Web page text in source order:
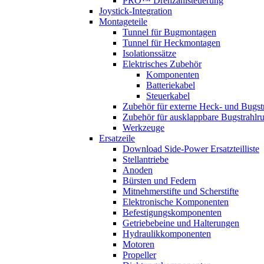
Joystick-Integration
Montageteile
Tunnel für Bugmontagen
Tunnel für Heckmontagen
Isolationssätze
Elektrisches Zubehör
Komponenten
Batteriekabel
Steuerkabel
Zubehör für externe Heck- und
Zubehör für ausklappbare
Werkzeuge
Ersatzeile
Download Side-Power Ersatzteilliste
Stellantriebe
Anoden
Bürsten und Federn
Mitnehmerstifte und Scherstifte
Elektronische Komponenten
Befestigungskomponenten
Getriebebeine und Halterungen
Hydraulikkomponenten
Motoren
Propeller